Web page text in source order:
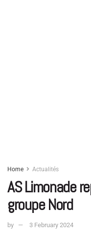
Home Actualités
AS Limonade
groupe Nord
by 3 February 2024